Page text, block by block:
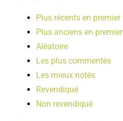
Plus récents en premier
Plus anciens en premier
Aléatoire
Les plus commentés
Les mieux notés
Revendiqué
Non revendiqué